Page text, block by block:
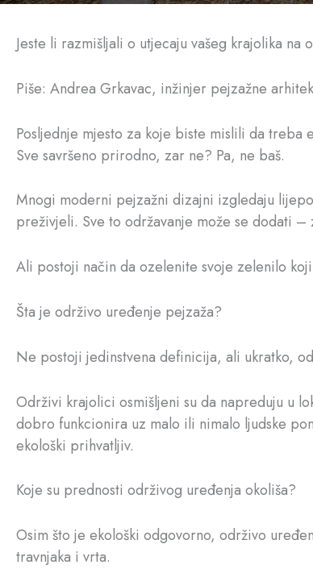
Jeste li razmišljali o utjecaju vašeg krajolika na
Piše: Andrea Grkavac, inžinjer pejzažne
Posljednje mjesto za koje biste mislili da
Sve savršeno prirodno, zar ne? Pa, ne baš.
Mnogi moderni pejzažni dizajni izgledaju
preživjeli. Sve to održavanje može se dodati –
Ali postoji način da ozelenite svoje zelenilo
Šta je održivo uređenje pejzaža?
Ne postoji jedinstvena definicija, ali ukratko,
Održivi krajolici osmišljeni su da napreduju u
dobro funkcionira uz malo ili nimalo ljudske
ekološki prihvatljiv.
Koje su prednosti održivog uređenja okoliša?
Osim što je ekološki odgovorno, održivo
travnjaka i vrta.